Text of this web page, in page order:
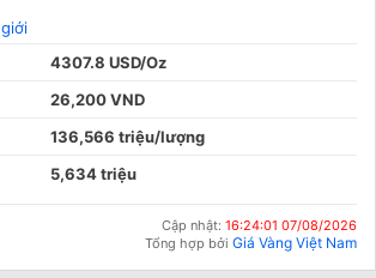
4307.8 USD/Oz
26,200 VND
136,566 triệu/lượng
5,634 triệu
Cập nhật: 16:24:01 07/08/2026
Tổng hợp bởi Giá Vàng Việt Nam